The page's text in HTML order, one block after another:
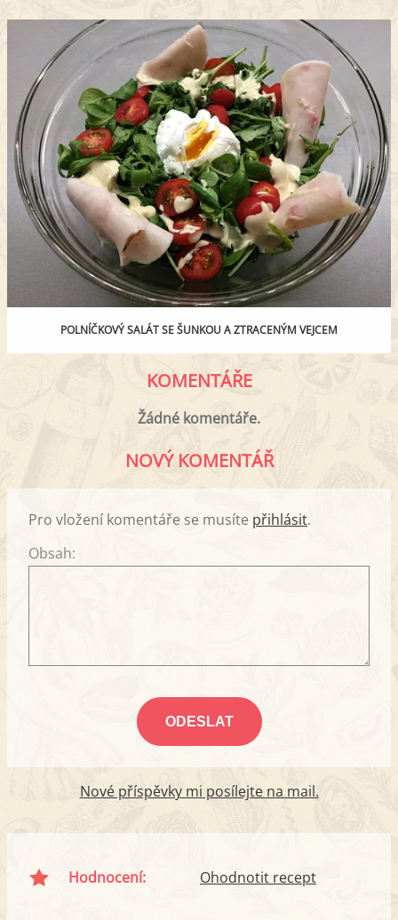
POLNÍČKOVÝ SALÁT SE ŠUNKOU A ZTRACENÝM VEJCEM
KOMENTÁŘE
Žádné komentáře.
NOVÝ KOMENTÁŘ
Pro vložení komentáře se musíte přihlásit.
Obsah:
Nové příspěvky mi posílejte na mail.
Hodnocení: Ohodnotit recept